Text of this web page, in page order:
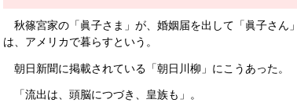
秋篠宮家の「眞子さま」が、婚姻届を出して「眞子さん
は、アメリカで暮らすという。
朝日新聞に掲載されている「朝日川柳」にこうあった。
「流出は、頭脳につづき、皇族も」。